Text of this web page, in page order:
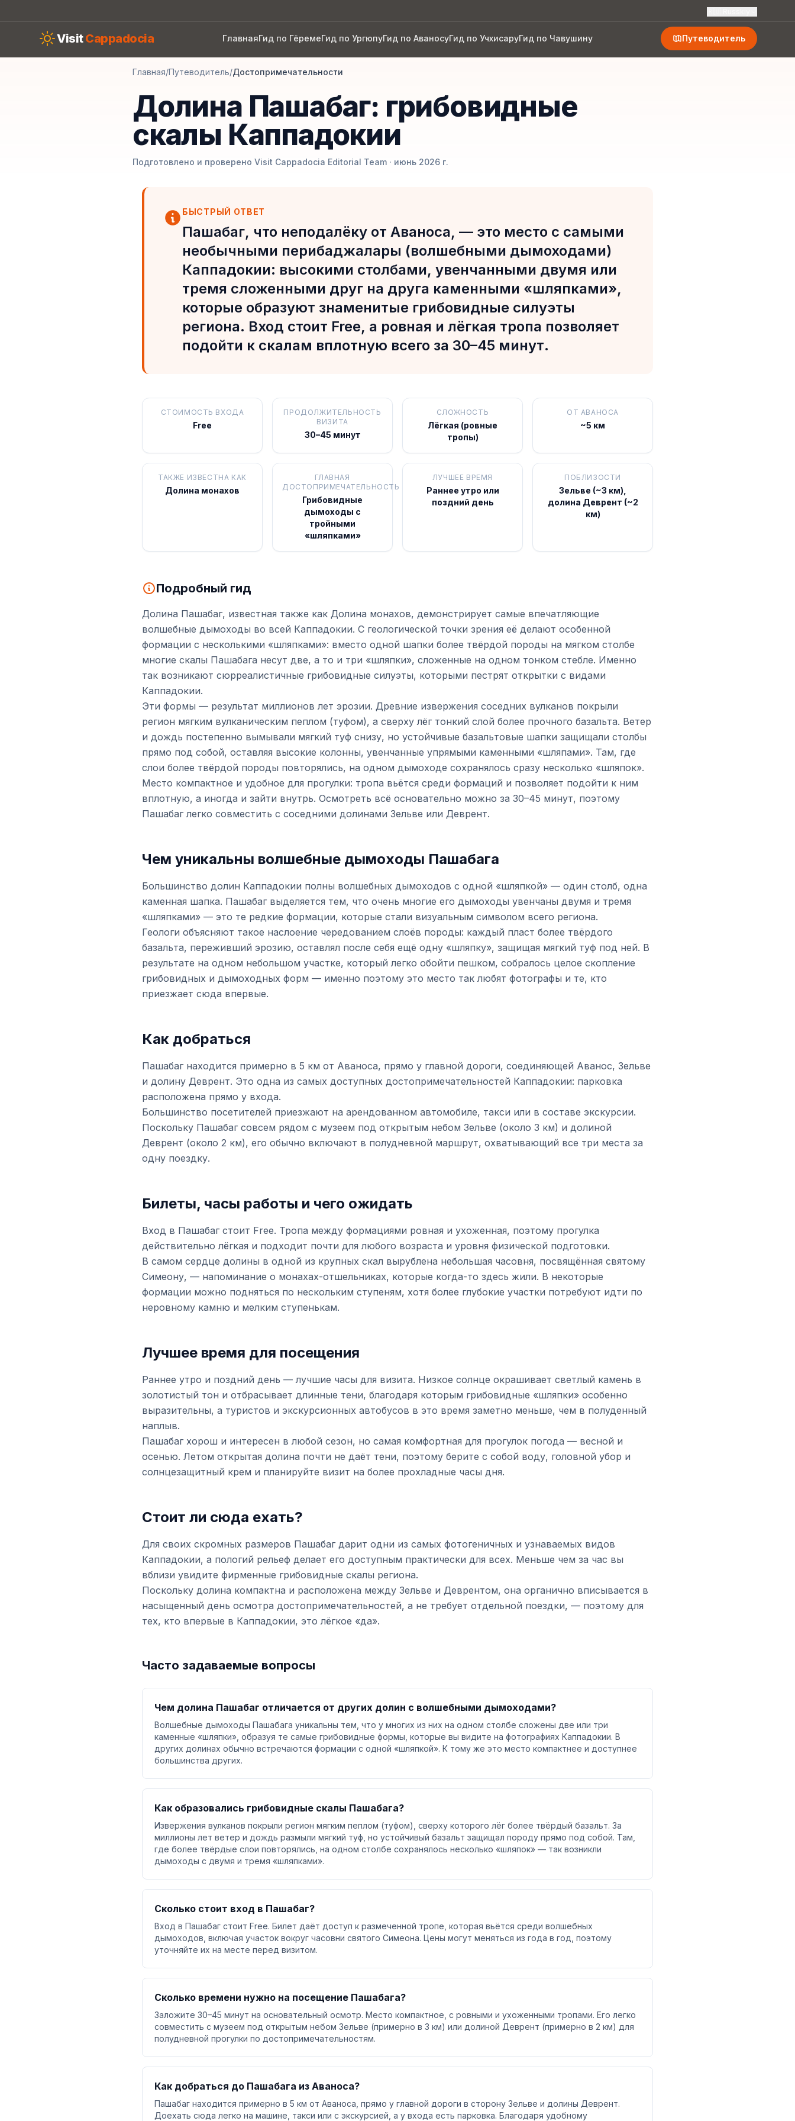
VisitCappadocia ГлавнаяГид по ГёремеГид по УргюпуГид по АваносуГид по УчхисаруГид по Чавушину Путеводитель
Главная/Путеводитель/Достопримечательности
Долина Пашабаг: грибовидные
скалы Каппадокии
Подготовлено и проверено Visit Cappadocia Editorial Team · июнь 2026 г.
БЫСТРЫЙ ОТВЕТ
Пашабаг, что неподалёку от Аваноса, — это место с самыми
необычными перибаджалары (волшебными дымоходами)
Каппадокии: высокими столбами, увенчанными двумя или
тремя сложенными друг на друга каменными «шляпками»,
которые образуют знаменитые грибовидные силуэты
региона. Вход стоит Free, а ровная и лёгкая тропа позволяет
подойти к скалам вплотную всего за 30–45 минут.
СТОИМОСТЬ ВХОДА
Free
ПРОДОЛЖИТЕЛЬНОСТЬ
ВИЗИТА
30–45 минут
СЛОЖНОСТЬ
Лёгкая (ровные
тропы)
ОТ АВАНОСА
~5 км
ТАКЖЕ ИЗВЕСТНА КАК
Долина монахов
ГЛАВНАЯ
ДОСТОПРИМЕЧАТЕЛЬНОСТЬ
Грибовидные
дымоходы с
тройными
«шляпками»
ЛУЧШЕЕ ВРЕМЯ
Раннее утро или
поздний день
ПОБЛИЗОСТИ
Зельве (~3 км),
долина Деврент (~2
км)
Подробный гид
Долина Пашабаг, известная также как Долина монахов, демонстрирует самые впечатляющие
волшебные дымоходы во всей Каппадокии. С геологической точки зрения её делают особенной
формации с несколькими «шляпками»: вместо одной шапки более твёрдой породы на мягком столбе
многие скалы Пашабага несут две, а то и три «шляпки», сложенные на одном тонком стебле. Именно
так возникают сюрреалистичные грибовидные силуэты, которыми пестрят открытки с видами
Каппадокии.
Эти формы — результат миллионов лет эрозии. Древние извержения соседних вулканов покрыли
регион мягким вулканическим пеплом (туфом), а сверху лёг тонкий слой более прочного базальта. Ветер
и дождь постепенно вымывали мягкий туф снизу, но устойчивые базальтовые шапки защищали столбы
прямо под собой, оставляя высокие колонны, увенчанные упрямыми каменными «шляпами». Там, где
слои более твёрдой породы повторялись, на одном дымоходе сохранялось сразу несколько «шляпок».
Место компактное и удобное для прогулки: тропа вьётся среди формаций и позволяет подойти к ним
вплотную, а иногда и зайти внутрь. Осмотреть всё основательно можно за 30–45 минут, поэтому
Пашабаг легко совместить с соседними долинами Зельве или Деврент.
Чем уникальны волшебные дымоходы Пашабага
Большинство долин Каппадокии полны волшебных дымоходов с одной «шляпкой» — один столб, одна
каменная шапка. Пашабаг выделяется тем, что очень многие его дымоходы увенчаны двумя и тремя
«шляпками» — это те редкие формации, которые стали визуальным символом всего региона.
Геологи объясняют такое наслоение чередованием слоёв породы: каждый пласт более твёрдого
базальта, переживший эрозию, оставлял после себя ещё одну «шляпку», защищая мягкий туф под ней. В
результате на одном небольшом участке, который легко обойти пешком, собралось целое скопление
грибовидных и дымоходных форм — именно поэтому это место так любят фотографы и те, кто
приезжает сюда впервые.
Как добраться
Пашабаг находится примерно в 5 км от Аваноса, прямо у главной дороги, соединяющей Аванос, Зельве
и долину Деврент. Это одна из самых доступных достопримечательностей Каппадокии: парковка
расположена прямо у входа.
Большинство посетителей приезжают на арендованном автомобиле, такси или в составе экскурсии.
Поскольку Пашабаг совсем рядом с музеем под открытым небом Зельве (около 3 км) и долиной
Деврент (около 2 км), его обычно включают в полудневной маршрут, охватывающий все три места за
одну поездку.
Билеты, часы работы и чего ожидать
Вход в Пашабаг стоит Free. Тропа между формациями ровная и ухоженная, поэтому прогулка
действительно лёгкая и подходит почти для любого возраста и уровня физической подготовки.
В самом сердце долины в одной из крупных скал вырублена небольшая часовня, посвящённая святому
Симеону, — напоминание о монахах-отшельниках, которые когда-то здесь жили. В некоторые
формации можно подняться по нескольким ступеням, хотя более глубокие участки потребуют идти по
неровному камню и мелким ступенькам.
Лучшее время для посещения
Раннее утро и поздний день — лучшие часы для визита. Низкое солнце окрашивает светлый камень в
золотистый тон и отбрасывает длинные тени, благодаря которым грибовидные «шляпки» особенно
выразительны, а туристов и экскурсионных автобусов в это время заметно меньше, чем в полуденный
наплыв.
Пашабаг хорош и интересен в любой сезон, но самая комфортная для прогулок погода — весной и
осенью. Летом открытая долина почти не даёт тени, поэтому берите с собой воду, головной убор и
солнцезащитный крем и планируйте визит на более прохладные часы дня.
Стоит ли сюда ехать?
Для своих скромных размеров Пашабаг дарит одни из самых фотогеничных и узнаваемых видов
Каппадокии, а пологий рельеф делает его доступным практически для всех. Меньше чем за час вы
вблизи увидите фирменные грибовидные скалы региона.
Поскольку долина компактна и расположена между Зельве и Деврентом, она органично вписывается в
насыщенный день осмотра достопримечательностей, а не требует отдельной поездки, — поэтому для
тех, кто впервые в Каппадокии, это лёгкое «да».
Часто задаваемые вопросы
Чем долина Пашабаг отличается от других долин с волшебными дымоходами?
Волшебные дымоходы Пашабага уникальны тем, что у многих из них на одном столбе сложены две или три
каменные «шляпки», образуя те самые грибовидные формы, которые вы видите на фотографиях Каппадокии. В
других долинах обычно встречаются формации с одной «шляпкой». К тому же это место компактнее и доступнее
большинства других.
Как образовались грибовидные скалы Пашабага?
Извержения вулканов покрыли регион мягким пеплом (туфом), сверху которого лёг более твёрдый базальт. За
миллионы лет ветер и дождь размыли мягкий туф, но устойчивый базальт защищал породу прямо под собой. Там,
где более твёрдые слои повторялись, на одном столбе сохранялось несколько «шляпок» — так возникли
дымоходы с двумя и тремя «шляпками».
Сколько стоит вход в Пашабаг?
Вход в Пашабаг стоит Free. Билет даёт доступ к размеченной тропе, которая вьётся среди волшебных
дымоходов, включая участок вокруг часовни святого Симеона. Цены могут меняться из года в год, поэтому
уточняйте их на месте перед визитом.
Сколько времени нужно на посещение Пашабага?
Заложите 30–45 минут на основательный осмотр. Место компактное, с ровными и ухоженными тропами. Его легко
совместить с музеем под открытым небом Зельве (примерно в 3 км) или долиной Деврент (примерно в 2 км) для
полудневной прогулки по достопримечательностям.
Как добраться до Пашабага из Аваноса?
Пашабаг находится примерно в 5 км от Аваноса, прямо у главной дороги в сторону Зельве и долины Деврент.
Доехать сюда легко на машине, такси или с экскурсией, а у входа есть парковка. Благодаря удобному